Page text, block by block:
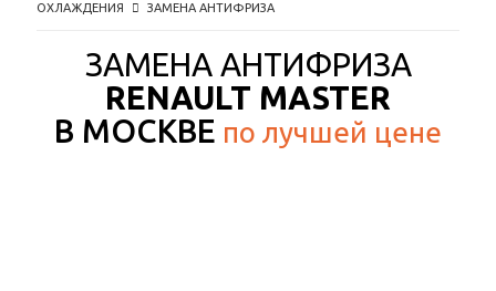
ОХЛАЖДЕНИЯ
ЗАМЕНА АНТИФРИЗА
ЗАМЕНА АНТИФРИЗА
RENAULT MASTER
В МОСКВЕ по лучшей цене